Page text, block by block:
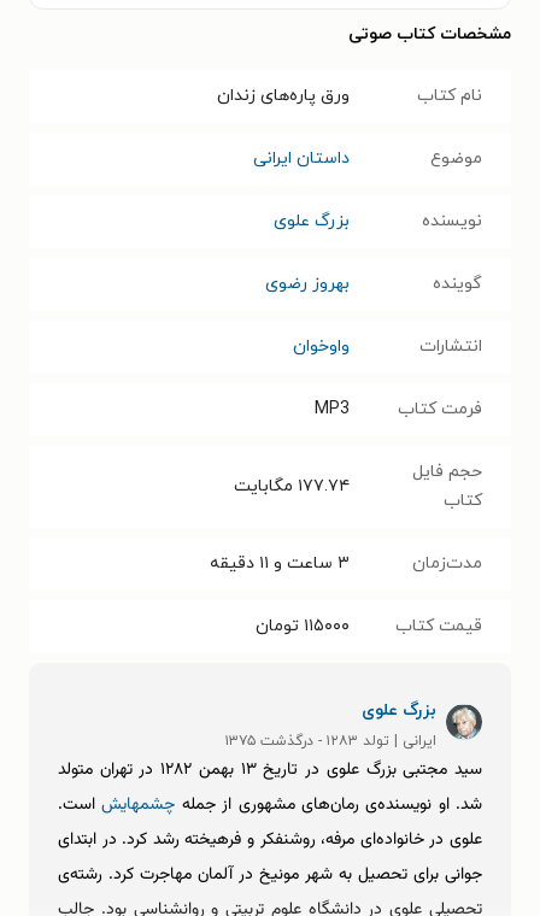
مشخصات کتاب صوتی
نام کتاب ورق پاره‌های زندان
موضوع داستان ایرانی
نویسنده بزرگ علوی
گوینده بهروز رضوی
انتشارات واوخوان
فرمت کتاب MP3
حجم فایل
کتاب
۱۷۷.۷۴ مگابایت
مدت‌زمان ۳ ساعت و ۱۱ دقیقه
قیمت کتاب ۱۱۵۰۰۰ تومان
بزرگ علوی
ایرانی | تولد ۱۲۸۳ - درگذشت ۱۳۷۵
سید مجتبی بزرگ علوی در تاریخ ۱۳ بهمن ۱۲۸۲ در تهران متولد
شد. او نویسنده‌ی رمان‌های مشهوری از جمله چشمهایشاست.
علوی در خانواده‌ای مرفه، روشنفکر و فرهیخته رشد کرد. در ابتدای
جوانی برای تحصیل به شهر مونیخ در آلمان مهاجرت کرد. رشته‌ی
تحصیلی علوی در دانشگاه علوم تربیتی و روانشناسی بود. جالب